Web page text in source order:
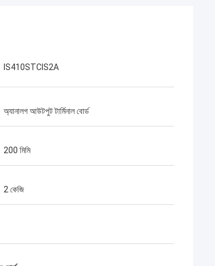
IS410STCIS2A
অ্যানালগ আউটপুট টার্মিনাল বোর্ড
200 মিমি
2 কেজি